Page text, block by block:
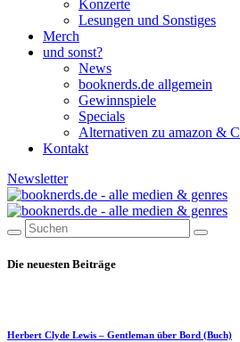
Konzerte
Lesungen und Sonstiges
Merch
und sonst?
News
booknerds.de allgemein
Gewinnspiele
Specials
Alternativen zu amazon &
Kontakt
Newsletter
Die neuesten Beiträge
Herbert Clyde Lewis – Gentleman über Bord (Buch)